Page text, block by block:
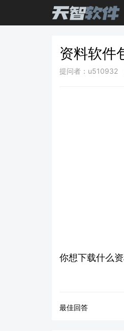
资料软件
提问者：u510932
你想下载什么
最佳回答